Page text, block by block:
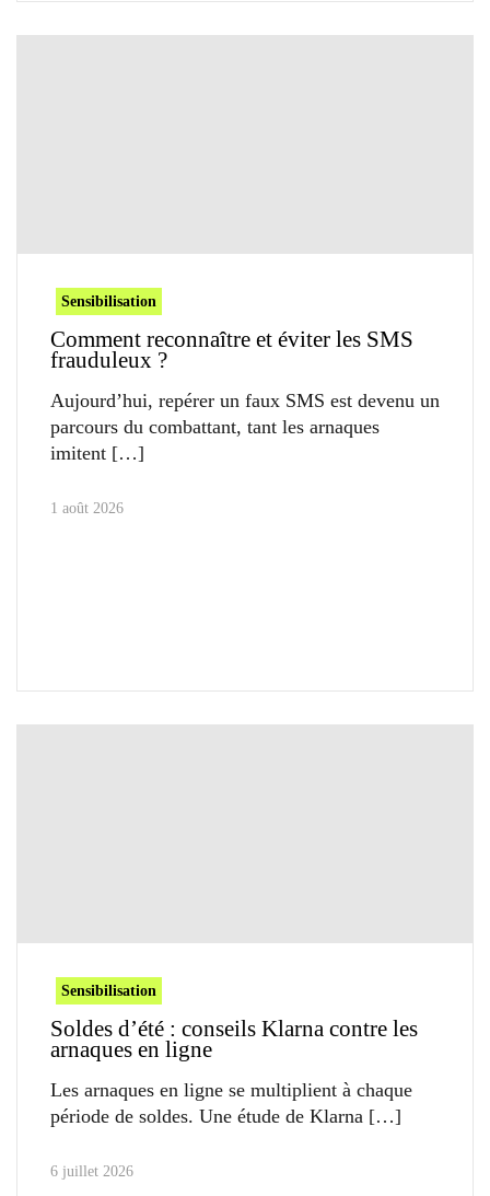
Sensibilisation
Comment reconnaître et éviter les SMS
frauduleux ?
Aujourd’hui, repérer un faux SMS est devenu un
parcours du combattant, tant les arnaques
imitent
1 août 2026
Sensibilisation
Soldes d’été : conseils Klarna contre les
arnaques en ligne
Les arnaques en ligne se multiplient à chaque
période de soldes. Une étude de Klarna
6 juillet 2026